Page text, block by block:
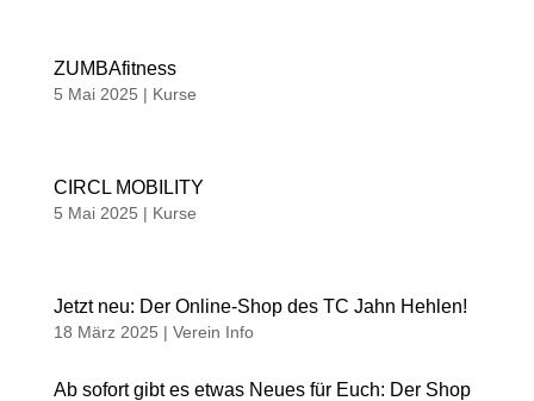
ZUMBAfitness
5 Mai 2025 | Kurse
CIRCL MOBILITY
5 Mai 2025 | Kurse
Jetzt neu: Der Online-Shop des TC Jahn Hehlen!
18 März 2025 | Verein Info
Ab sofort gibt es etwas Neues für Euch: Der Shop